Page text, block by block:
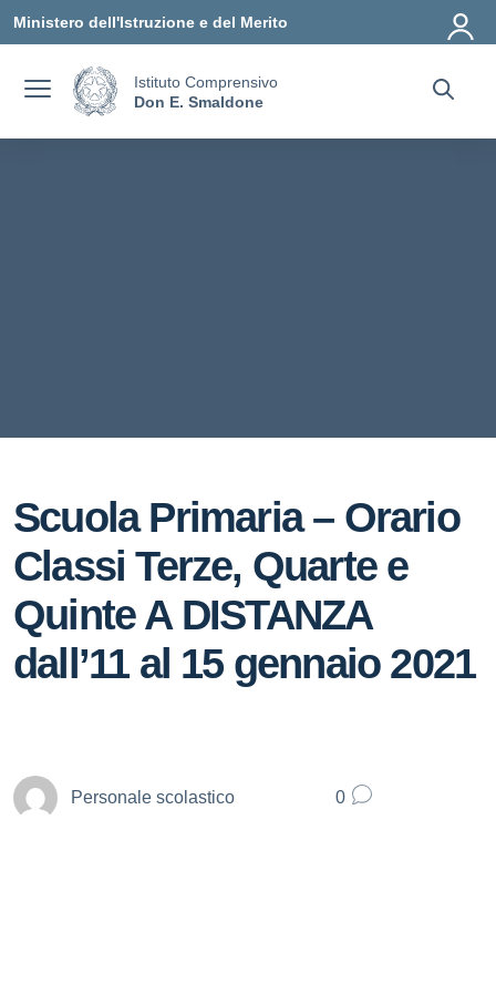
Ministero dell'Istruzione e del Merito
Istituto Comprensivo
Don E. Smaldone
Scuola Primaria – Orario
Classi Terze, Quarte e
Quinte A DISTANZA
dall’11 al 15 gennaio 2021
Personale scolastico 0